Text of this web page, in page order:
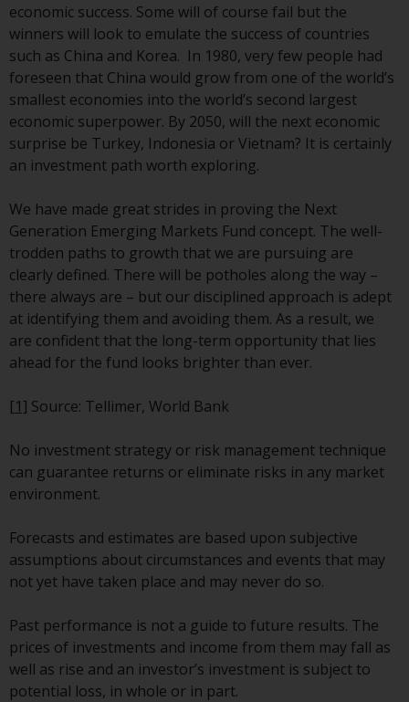
Diese Website beschreibt die
Fähigkeiten von Redwheel und
dient nur zu
Informationszwecken. Keines der
auf dieser Website enthaltenen
Materialien soll ein
Verkaufsangebot oder eine
zur Abgabe eines Angebots zum
Kauf von Produkten oder
Dienstleistungen darstellen, die
von Redwheel oder einem seiner
verbundenen Unternehmen
bereitgestellt werden, und darf
nicht im Zusammenhang mit
einer Anlageentscheidung
Website bietet keine spezifische
berücksichtigt nicht die
Anlagebedürfnisse eines
bestimmten Anlegers oder
Nichts auf dieser Website sollte
als Anlage-, Steuer-, Rechts- oder
werden.
economic success. Some will of course fail but the
winners will look to emulate the success of countries
such as China and Korea. In 1980, very few people had
foreseen that China would grow from one of the world’s
smallest economies into the world’s second largest
economic superpower. By 2050, will the next economic
surprise be Turkey, Indonesia or Vietnam? It is certainly
an investment path worth exploring.
We have made great strides in proving the Next
Generation Emerging Markets Fund concept. The well-
trodden paths to growth that we are pursuing are
clearly defined. There will be potholes along the way –
there always are – but our disciplined approach is adept
at identifying them and avoiding them. As a result, we
are confident that the long-term opportunity that lies
ahead for the fund looks brighter than ever.
[1] Source: Tellimer, World Bank
No investment strategy or risk management technique
can guarantee returns or eliminate risks in any market
environment.
Forecasts and estimates are based upon subjective
assumptions about circumstances and events that may
not yet have taken place and may never do so.
Past performance is not a guide to future results. The
prices of investments and income from them may fall as
well as rise and an investor’s investment is subject to
potential loss, in whole or in part.